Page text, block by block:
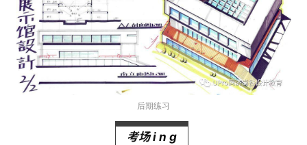
教
极
速
工
后期练习
考场 i n g